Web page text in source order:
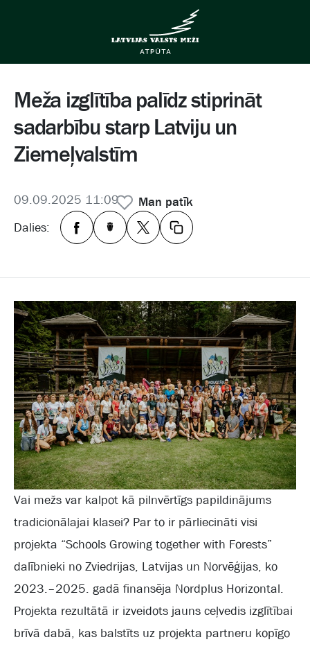
Meža izglītība palīdz stiprināt
sadarbību starp Latviju un
Ziemeļvalstīm
09.09.2025 11:09
Man patīk
Dalies:
Vai mežs var kalpot kā pilnvērtīgs papildinājums
tradicionālajai klasei? Par to ir pārliecināti visi
projekta “Schools Growing together with Forests”
dalībnieki no Zviedrijas, Latvijas un Norvēģijas, ko
2023.–2025. gadā finansēja Nordplus Horizontal.
Projekta rezultātā ir izveidots jauns ceļvedis izglītībai
brīvā dabā, kas balstīts uz projekta partneru kopīgo